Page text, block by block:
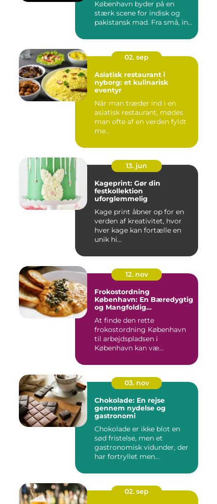
København byder på en
stærk scene for indisk og
pakistansk mad. Fra små, in...
02. sep
Asiatisk restaurant i
nyborg: et kulinarisk
eventyr
Når man træder ind i en
asiatisk restaurant, mødes
man ofte af en verden fyldt
me...
13. jun
Kageprint: Gør din
festkollektion
uforglemmelig
Kage print åbner op for en
verden af kreativitet, hvor
hver kage kan fortælle en
unik hi...
12. nov
Frokostordning
København: En Bæredygtig
og Mangfoldig
At finde den rette
frokostordning København
til arbejdspladsen i
København kan væ...
03. nov
Chokolade: En rejse
gennem nydelse og
gastronomi
Chokolade er ikke blot en
sød fristelse, men et
gastronomisk vidunder, der
har fortryllet men...
02. sep